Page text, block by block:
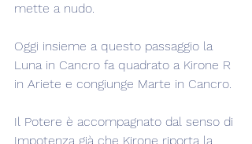
mette a nudo.
Oggi insieme a questo passaggio la
Luna in Cancro fa quadrato a Kirone R
in Ariete e congiunge Marte in Cancro.
Il Potere è accompagnato dal senso di
Impotenza già che Kirone riporta la